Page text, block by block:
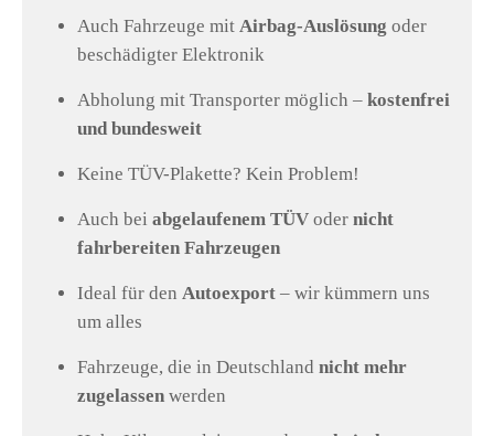
Auch Fahrzeuge mit Airbag-Auslösung oder
beschädigter Elektronik
Abholung mit Transporter möglich – kostenfrei
und bundesweit
Keine TÜV-Plakette? Kein Problem!
Auch bei abgelaufenem TÜV oder nicht
fahrbereiten Fahrzeugen
Ideal für den Autoexport – wir kümmern uns
um alles
Fahrzeuge, die in Deutschland nicht mehr
zugelassen werden